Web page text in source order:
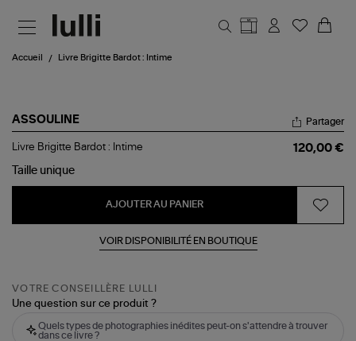
Accueil Livre Brigitte Bardot : Intime
ASSOULINE
Livre
Bardot
Partager
Livre Brigitte Bardot : Intime
120,00 €
Taille unique
AJOUTER AU PANIER
VOIR DISPONIBILITÉ EN BOUTIQUE
VOTRE CONSEILLÈRE LULLI
Une question sur ce produit ?
Quels types de photographies inédites peut-on s'attendre à trouver
dans ce livre ?